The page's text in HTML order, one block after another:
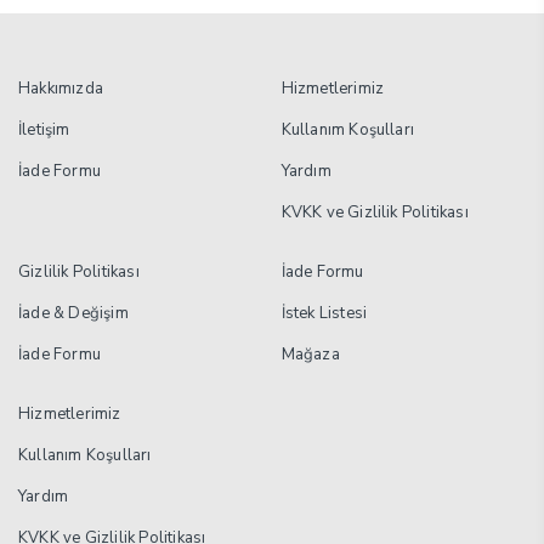
Hakkımızda
İletişim
İade Formu
Hizmetlerimiz
Kullanım Koşulları
Yardım
KVKK ve Gizlilik Politikası
Gizlilik Politikası
İade & Değişim
İade Formu
İade Formu
İstek Listesi
Mağaza
Hizmetlerimiz
Kullanım Koşulları
Yardım
KVKK ve Gizlilik Politikası